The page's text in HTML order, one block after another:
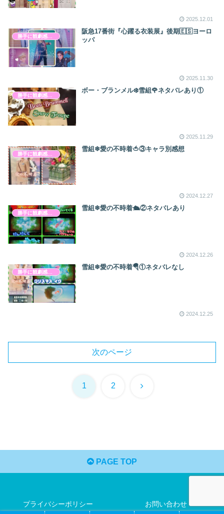
2025.12.01
阪急17番街︎『心躍る衣装展』後期︎🇪🇸ヨーロ
ッパ
2025.11.30
ボー・ブランメル❄️雪組🌹ネタバレあり①
2025.11.29
勝手に観劇感想文
雪組❄愛の不時着🍅③キャラ別感想
2024.12.27
雪組❄愛の不時着🛳②ネタバレあり
2024.12.26
雪組❄愛の不時着🪂①ネタバレなし
2024.12.25
次のページ
1 2 次
PAGE TOP
プライバシーポリシー お問い合わせ